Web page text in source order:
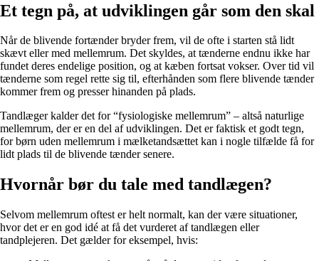
Et tegn på, at udviklingen går som den skal
Når de blivende fortænder bryder frem, vil de ofte i starten stå lidt
skævt eller med mellemrum. Det skyldes, at tænderne endnu ikke har
fundet deres endelige position, og at kæben fortsat vokser. Over tid vil
tænderne som regel rette sig til, efterhånden som flere blivende tænder
kommer frem og presser hinanden på plads.
Tandlæger kalder det for “fysiologiske mellemrum” – altså naturlige
mellemrum, der er en del af udviklingen. Det er faktisk et godt tegn,
for børn uden mellemrum i mælketandsættet kan i nogle tilfælde få for
lidt plads til de blivende tænder senere.
Hvornår bør du tale med tandlægen?
Selvom mellemrum oftest er helt normalt, kan der være situationer,
hvor det er en god idé at få det vurderet af tandlægen eller
tandplejeren. Det gælder for eksempel, hvis: